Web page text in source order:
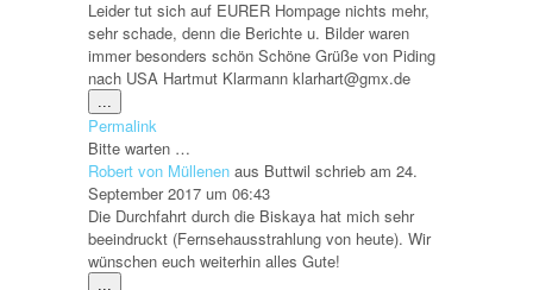
Leider tut sich auf EURER Hompage nichts mehr,
sehr schade, denn die Berichte u. Bilder waren
immer besonders schön Schöne Grüße von Piding
nach USA Hartmut Klarmann klarhart@gmx.de
Metabox
ein-/ausblenden.
Permalink
Bitte warten …
Robert von Müllenen aus Buttwil schrieb am 24.
September 2017 um 06:43
Die Durchfahrt durch die Biskaya hat mich sehr
beeindruckt (Fernsehausstrahlung von heute). Wir
wünschen euch weiterhin alles Gute!